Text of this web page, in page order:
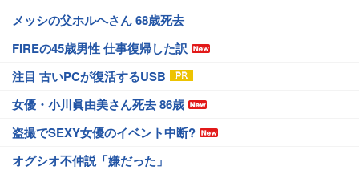
メッシの父ホルヘさん 68歳死去
FIREの45歳男性 仕事復帰した訳
注目 古いPCが復活するUSB
女優・小川眞由美さん死去 86歳
盗撮でSEXY女優のイベント中断?
オグシオ不仲説「嫌だった」